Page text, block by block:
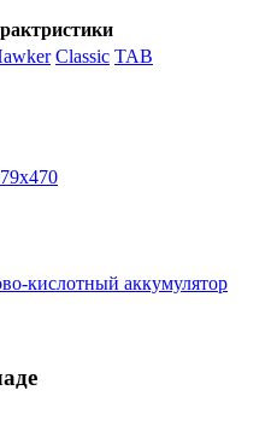
Classic TAB
кислотный аккумулятор